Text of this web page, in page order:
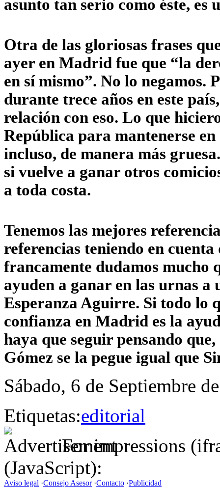
asunto tan serio como éste, es
Otra de las gloriosas frases
ayer en Madrid fue que “la
en sí mismo”. No lo negamos.
durante trece años en este
relación con eso. Lo que
República para mantenerse
incluso, de manera más
si vuelve a ganar otros
a toda costa.
Tenemos las mejores
referencias teniendo en
francamente dudamos mucho
ayuden a ganar en las urnas
Esperanza Aguirre. Si todo lo
confianza en Madrid es la
haya que seguir pensando
Gómez se la pegue igual que
Sábado, 6 de Septiembre
Etiquetas:editorial
For impressions
(JavaScript):
Aviso legal ·Consejo Asesor·Contacto ·Publicidad